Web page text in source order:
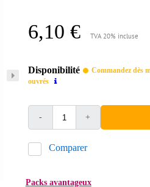
6,10 € TVA 20% incluse
Disponibilité
Commandez dès
ouvrés
- +
Comparer
Packs avantageux